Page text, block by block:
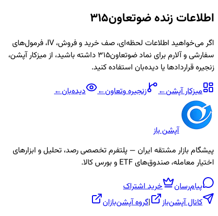
اطلاعات زندهضوتعاون315
اگر می‌خواهید اطلاعات لحظه‌ای، صف خرید و فروش، IV، فرمول‌های
سفارشی و آلارم برای نمادضوتعاون315
داشته باشید، از میزکار آپشن،
زنجیره قراردادها یا دیده‌بان استفاده کنید.
میزکار آپشن← زنجیرهوتعاون← دیده‌بان←
آپشن باز
پیشگام بازار مشتقه ایران — پلتفرم تخصصی رصد، تحلیل و ابزارهای
اختیار معامله، صندوق‌های ETF و بورس کالا.
پیام‌رسان
خرید اشتراک
کانال آپشن‌باز
|گروه آپشن‌بازان